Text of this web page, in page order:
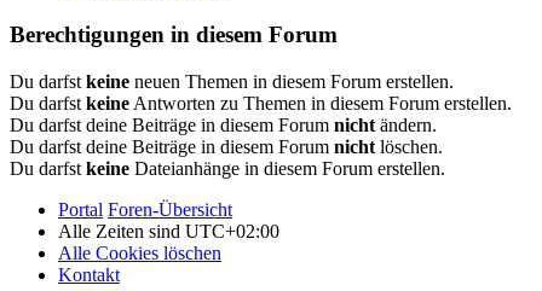
Berechtigungen in diesem Forum
Du darfst keine neuen Themen in diesem Forum erstellen.
Du darfst keine Antworten zu Themen in diesem Forum erstellen.
Du darfst deine Beiträge in diesem Forum nicht ändern.
Du darfst deine Beiträge in diesem Forum nicht löschen.
Du darfst keine Dateianhänge in diesem Forum erstellen.
Portal Foren-Übersicht
Alle Zeiten sind UTC+02:00
Alle Cookies löschen
Kontakt